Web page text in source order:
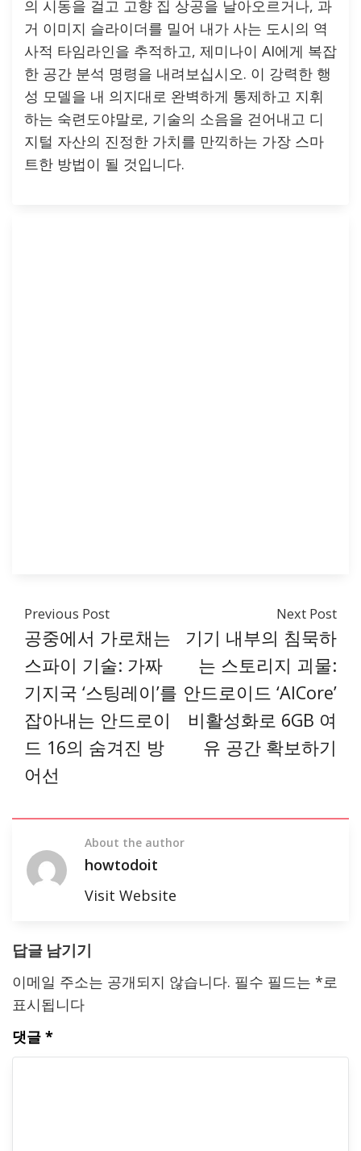
의 시동을 걸고 고향 집 상공을 날아오르거나, 과
거 이미지 슬라이더를 밀어 내가 사는 도시의 역
사적 타임라인을 추적하고, 제미나이 AI에게 복잡
한 공간 분석 명령을 내려보십시오. 이 강력한 행
성 모델을 내 의지대로 완벽하게 통제하고 지휘
하는 숙련도야말로, 기술의 소음을 걷어내고 디
지털 자산의 진정한 가치를 만끽하는 가장 스마
트한 방법이 될 것입니다.
Previous Post
공중에서 가로채는
스파이 기술: 가짜
기지국 ‘스팅레이’를
잡아내는 안드로이
드 16의 숨겨진 방
어선
Next Post
기기 내부의 침묵하
는 스토리지 괴물:
안드로이드 ‘AICore’
비활성화로 6GB 여
유 공간 확보하기
About the author
howtodoit
Visit Website
답글 남기기
이메일 주소는 공개되지 않습니다. 필수 필드는 *로
표시됩니다
댓글 *